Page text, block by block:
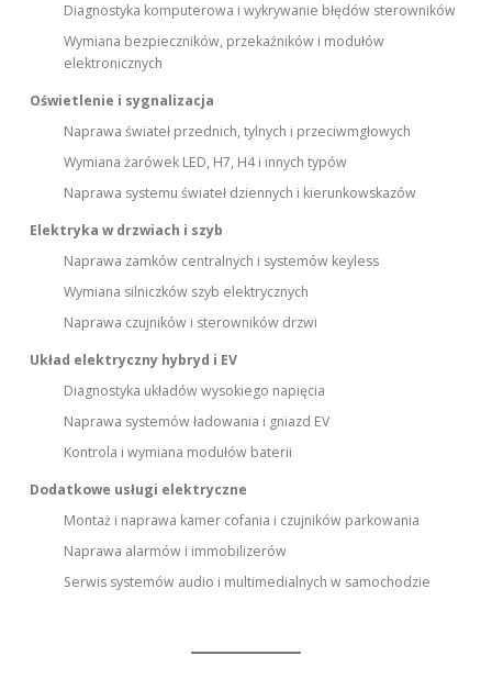
Diagnostyka komputerowa i wykrywanie błędów sterowników
Wymiana bezpieczników, przekaźników i modułów
elektronicznych
Oświetlenie i sygnalizacja
Naprawa świateł przednich, tylnych i przeciwmgłowych
Wymiana żarówek LED, H7, H4 i innych typów
Naprawa systemu świateł dziennych i kierunkowskazów
Elektryka w drzwiach i szyb
Naprawa zamków centralnych i systemów keyless
Wymiana silniczków szyb elektrycznych
Naprawa czujników i sterowników drzwi
Układ elektryczny hybryd i EV
Diagnostyka układów wysokiego napięcia
Naprawa systemów ładowania i gniazd EV
Kontrola i wymiana modułów baterii
Dodatkowe usługi elektryczne
Montaż i naprawa kamer cofania i czujników parkowania
Naprawa alarmów i immobilizerów
Serwis systemów audio i multimedialnych w samochodzie